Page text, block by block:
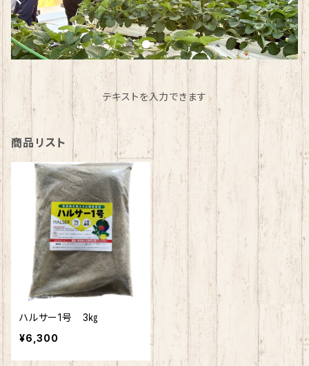
テキストを入力できます
商品リスト
ハルサー1号 3㎏
¥6,300